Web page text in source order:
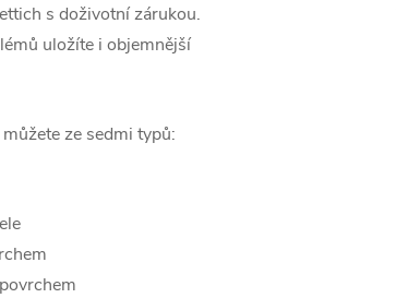
s doživotní zárukou.
uložíte i objemnější
ze sedmi typů: